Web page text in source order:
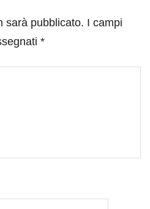
sarà pubblicato. I campi
*